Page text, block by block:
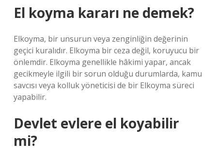
El koyma kararı ne demek?
Elkoyma, bir unsurun veya zenginliğin değerinin
geçici kuralıdır. Elkoyma bir ceza değil, koruyucu bir
önlemdir. Elkoyma genellikle hâkimi yapar, ancak
gecikmeyle ilgili bir sorun olduğu durumlarda, kamu
savcısı veya kolluk yöneticisi de bir Elkoyma süreci
yapabilir.
Devlet evlere el koyabilir
mi?